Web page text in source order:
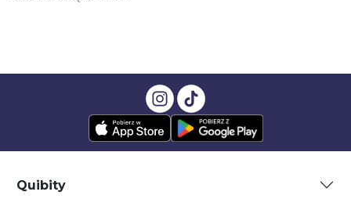
Quibity